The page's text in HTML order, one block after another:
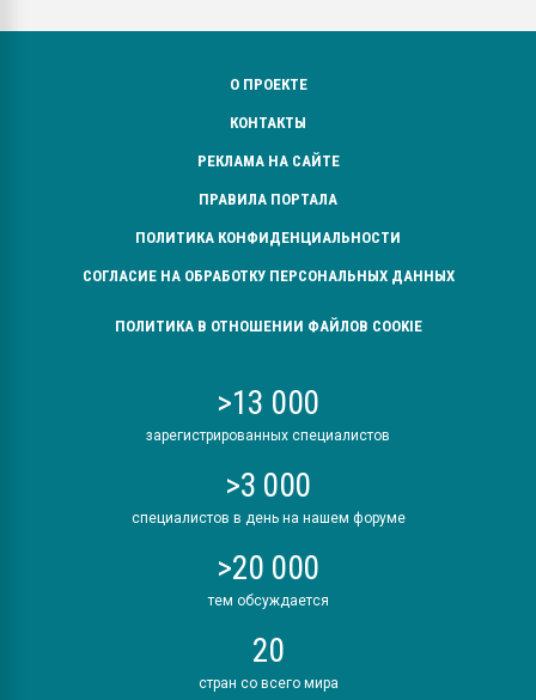
О ПРОЕКТЕ
КОНТАКТЫ
РЕКЛАМА НА САЙТЕ
ПРАВИЛА ПОРТАЛА
ПОЛИТИКА КОНФИДЕНЦИАЛЬНОСТИ
СОГЛАСИЕ НА ОБРАБОТКУ ПЕРСОНАЛЬНЫХ ДАННЫХ
ПОЛИТИКА В ОТНОШЕНИИ ФАЙЛОВ COOKIE
>13 000
зарегистрированных специалистов
>3 000
специалистов в день на нашем форуме
>20 000
тем обсуждается
20
стран со всего мира